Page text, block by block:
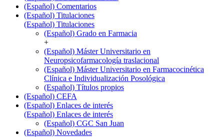
(Español) Comentarios
(Español) Titulaciones
(Español) Titulaciones
(Español) Grado en Farmacia
+
(Español) Máster Universitario en
Neuropsicofarmacología traslacional
(Español) Máster Universitario en Farmacocinética
Clínica e Individualización Posológica
(Español) Títulos propios
(Español) CEFA
(Español) Enlaces de interés
(Español) Enlaces de interés
(Español) CGC San Juan
(Español) Novedades